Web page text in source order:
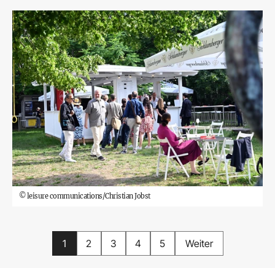
©leisure communications/Christian Jobst
1 2 3 4 5 Weiter